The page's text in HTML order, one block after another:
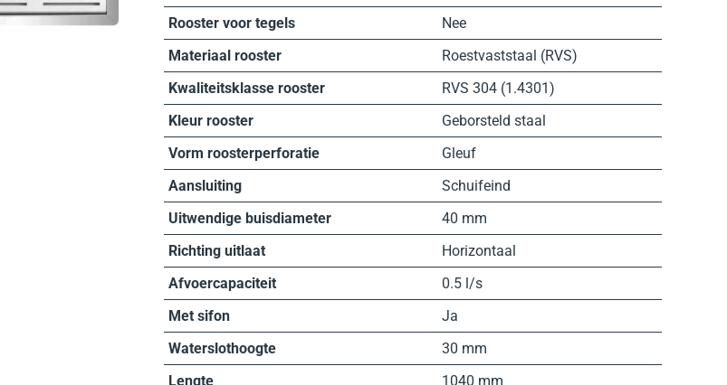
Rooster voor tegels
Nee
Materiaal rooster
Roestvaststaal (RVS)
Kwaliteitsklasse rooster
RVS 304 (1.4301)
Kleur rooster
Geborsteld staal
Vorm roosterperforatie
Gleuf
Aansluiting
Schuifeind
Uitwendige buisdiameter
40 mm
Richting uitlaat
Horizontaal
Afvoercapaciteit
0.5 l/s
Met sifon
Ja
Waterslothoogte
30 mm
Lengte
1040 mm